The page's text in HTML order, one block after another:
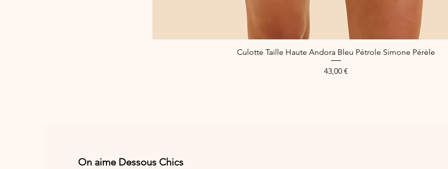
Quick View
Culotte Taille Haute Andora Bleu Pétrole Simone Pérèle
Price
43,00 €
On aime Dessous Chics